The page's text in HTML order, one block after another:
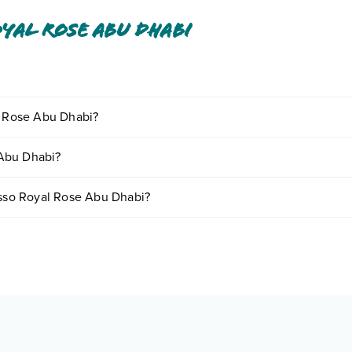
Rose Abu Dhabi
e descrizione".
Abu Dhabi?
Dhabi?
Royal Rose Abu Dhabi?